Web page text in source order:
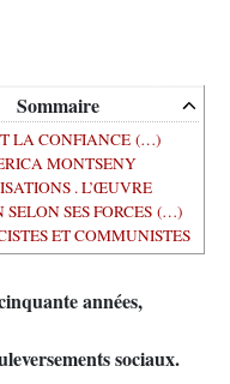
Sommaire
LA CONFIANCE (…)
MONTSENY
. L’ŒUVRE
SELON SES FORCES (…)
ET COMMUNISTES
années,
sociaux.